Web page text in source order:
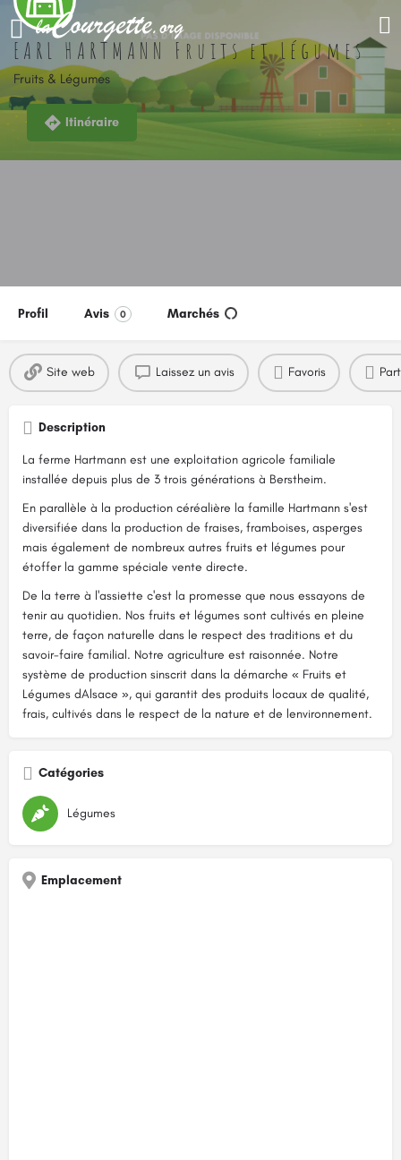
EARL HARTMANN Fruits et Légumes
Fruits & Légumes
Itinéraire
Profil Avis 0 Marchés
Site web Laissez un avis Favoris
Description
La ferme Hartmann est une exploitation agricole familiale
installée depuis plus de 3 trois générations à Berstheim.
En parallèle à la production céréalière la famille Hartmann s'est
diversifiée dans la production de fraises, framboises, asperges
mais également de nombreux autres fruits et légumes pour
étoffer la gamme spéciale vente directe.
De la terre à l'assiette c'est la promesse que nous essayons de
tenir au quotidien. Nos fruits et légumes sont cultivés en pleine
terre, de façon naturelle dans le respect des traditions et du
savoir-faire familial. Notre agriculture est raisonnée. Notre
système de production sinscrit dans la démarche « Fruits et
Légumes dAlsace », qui garantit des produits locaux de qualité,
frais, cultivés dans le respect de la nature et de lenvironnement.
Catégories
Légumes
Emplacement